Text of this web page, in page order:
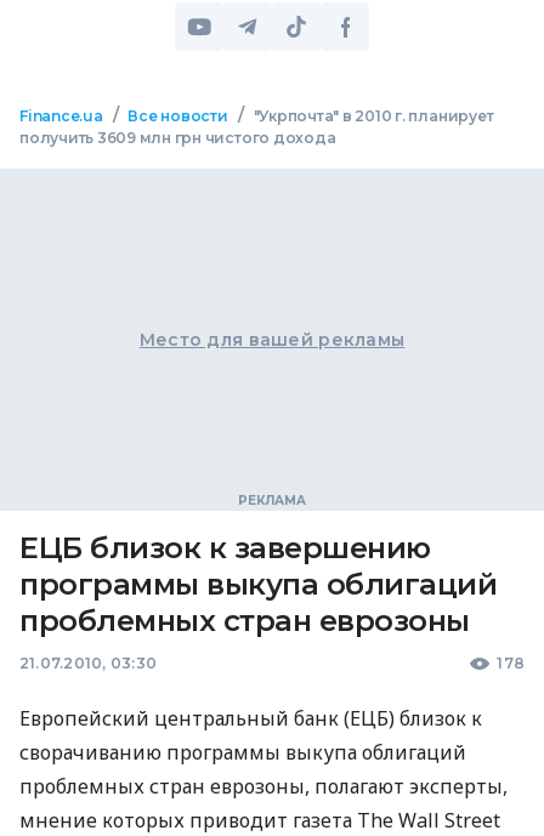
Finance.ua / Все новости /
"Укрпочта" в 2010 г. планирует
получить 3609 млн грн чистого дохода
Место для вашей рекламы
ЕЦБ близок к завершению
программы выкупа облигаций
проблемных стран еврозоны
21.07.2010, 03:30 178
Европейский центральный банк (ЕЦБ) близок к
сворачиванию программы выкупа облигаций
проблемных стран еврозоны, полагают эксперты,
мнение которых приводит газета The Wall Street